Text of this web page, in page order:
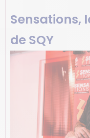
Sensations,
de SQY